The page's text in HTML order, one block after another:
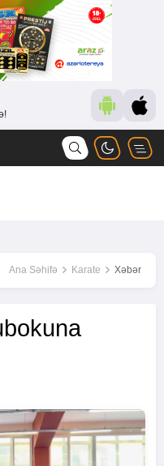
Ana Səhifə Karate Xəbər